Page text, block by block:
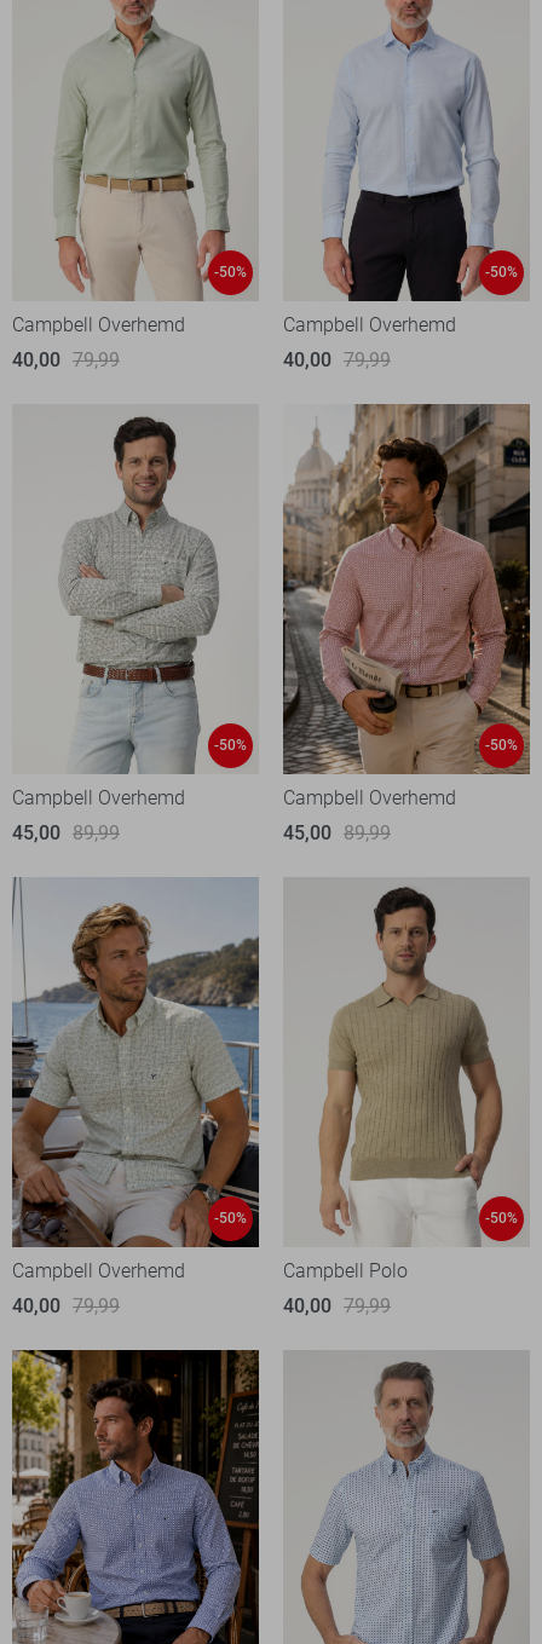
-50%
Campbell Overhemd
40,00 79,99
-50%
Campbell Overhemd
40,00 79,99
-50%
Campbell Overhemd
45,00 89,99
-50%
Campbell Overhemd
45,00 89,99
-50%
Campbell Overhemd
40,00 79,99
-50%
Campbell Polo
40,00 79,99